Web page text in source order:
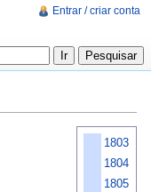
1803
1804
1805
Entrar / criar conta